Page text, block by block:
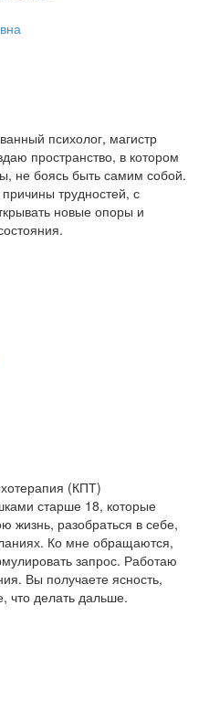
психолог, магистр
пространство, в котором
не боясь быть самим собой.
трудностей, с
новые опоры и
(КПТ)
старше 18, которые
жизнь, разобраться в себе,
Ко мне обращаются,
запрос. Работаю
Вы получаете ясность,
что делать дальше.